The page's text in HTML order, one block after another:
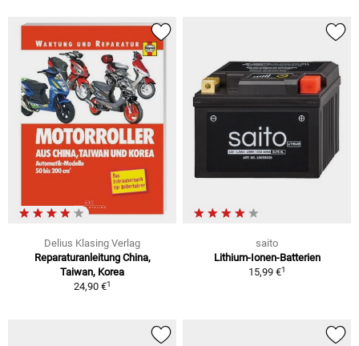
Delius Klasing Verlag
Reparaturanleitung China,
Taiwan, Korea
24,90 €1
saito
Lithium-Ionen-Batterien
15,99 €1